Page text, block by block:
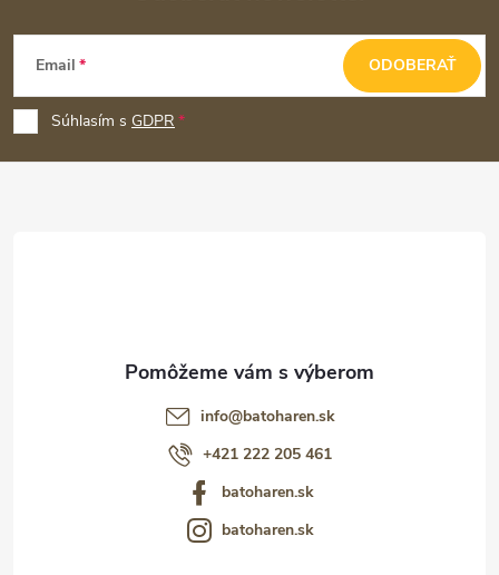
Z
p
ä
Email
Súhlasím s GDPR
ODOBERAŤ
info@batoharen.sk
+421 222 205 461
batoharen.sk
batoharen.sk